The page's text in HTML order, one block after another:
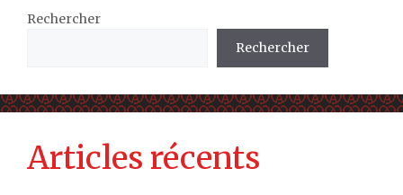
Rechercher
Rechercher
Articles récents